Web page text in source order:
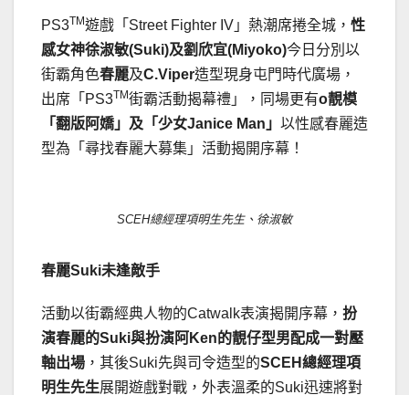
PS3TM遊戲「Street Fighter IV」熱潮席捲全城， 性
感女神徐淑敏(Suki)及劉欣宜(Miyoko)今日分別以
街霸角色春麗及C.Viper造型現身屯門時代廣場，
出席「PS3TM街霸活動揭幕禮」，同場更有o靚模
「翻版阿嬌」及「少女Janice Man 」 以性感春麗造
型為「尋找春麗大募集」活動揭開序幕！
SCEH總經理項明生先生、徐淑敏
春麗Suki未逢敵手
活動以街霸經典人物的Catwalk表演揭開序幕， 扮
演春麗的Suki與扮演阿Ken的靚仔型男配成一對壓
軸出場 ，其後Suki先與司令造型的SCEH總經理項
明生先生展開遊戲對戰，外表溫柔的Suki迅速將對